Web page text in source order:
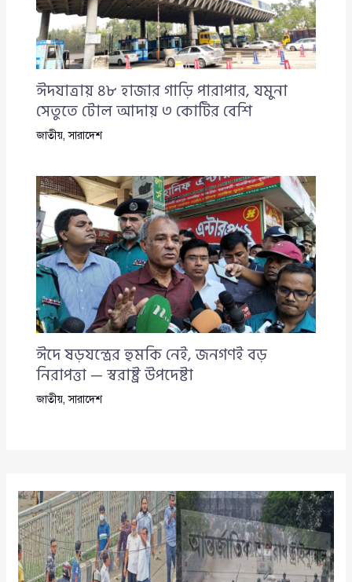
ঈদযাত্রায় ৪৮ হাজার গাড়ি পারাপার, যমুনা
সেতুতে টোল আদায় ৩ কোটির বেশি
জাতীয়,সারাদেশ
ঈদে ষড়যন্ত্রের হুমকি নেই, জনগণই বড়
নিরাপত্তা — স্বরাষ্ট্র উপদেষ্টা
জাতীয়,সারাদেশ